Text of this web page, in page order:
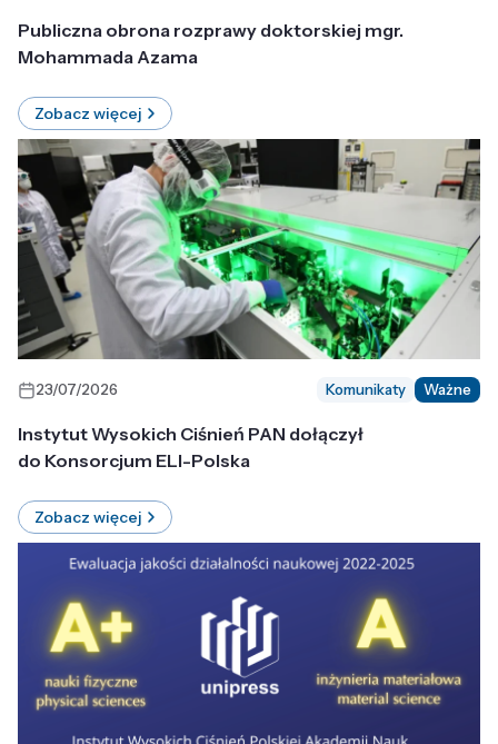
Publiczna obrona rozprawy doktorskiej mgr.
Mohammada Azama
Zobacz więcej
23/07/2026 Komunikaty Ważne
Instytut Wysokich Ciśnień PAN dołączył
do Konsorcjum ELI-Polska
Zobacz więcej